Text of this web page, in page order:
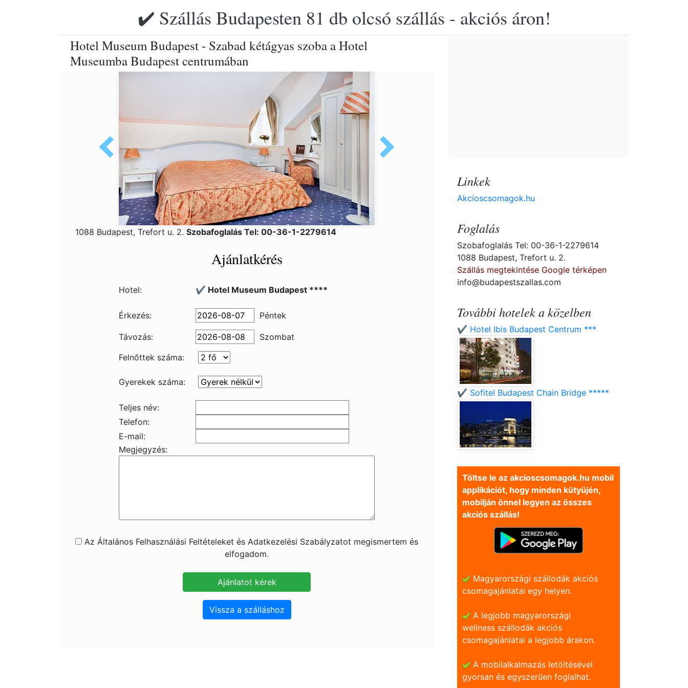
✔️ Szállás Budapesten 81 db olcsó szállás - akciós áron!
Hotel Museum Budapest - Szabad kétágyas szoba a Hotel
Museumba Budapest centrumában
1088 Budapest, Trefort u. 2. Szobafoglalás Tel: 00-36-1-2279614
Ajánlatkérés
Hotel: ✔️ Hotel Museum Budapest ****
Érkezés: Péntek
Távozás:
Szombat
Felnőttek száma:
Gyerekek száma:
Teljes név:
Telefon:
E-mail:
Megjegyzés:
Az Általános Felhasználási Feltételeket és Adatkezelési Szabályzatot megismertem és
elfogadom.
Vissza a szálláshoz
Linkek
Akcioscsomagok.hu
Foglalás
Szobafoglalás Tel: 00-36-1-2279614
1088 Budapest, Trefort u. 2.
Szállás megtekintése Google térképen
info@budapestszallas.com
További hotelek a közelben
✔️ Hotel Ibis Budapest Centrum ***
✔️ Sofitel Budapest Chain Bridge *****
Töltse le az akcioscsomagok.hu mobil
applikációt, hogy minden kütyüjén,
mobilján önnel legyen az összes
akciós szállás!
Magyarországi szállodák akciós
csomagajánlatai egy helyen.
A legjobb magyarországi
wellness szállodák akciós
csomagajánlatai a legjobb árakon.
A mobilalkalmazás letöltésével
gyorsan és egyszerũen foglalhat.